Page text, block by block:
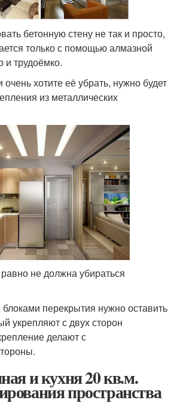
бетонную стену не так и просто,
только с помощью алмазной
и трудоёмко.
хотите её убрать, нужно будет
из металлических
не должна убираться
перекрытия нужно оставить
укрепляют с двух сторон
делают с
и кухня 20 кв.м.
пространства